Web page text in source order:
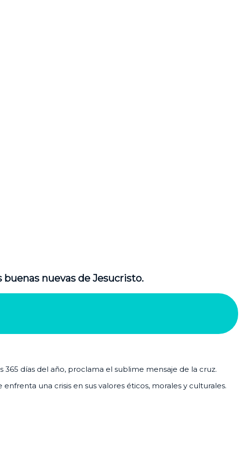
nuevas de Jesucristo.
días del año, proclama el sublime mensaje de la cruz.
una crisis en sus valores éticos, morales y culturales.